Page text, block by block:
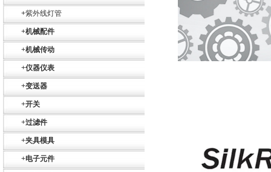
+紫外线灯管
+机械配件
+机械传动
+仪器仪表
+变送器
+开关
+过滤件
+夹具模具
+电子元件